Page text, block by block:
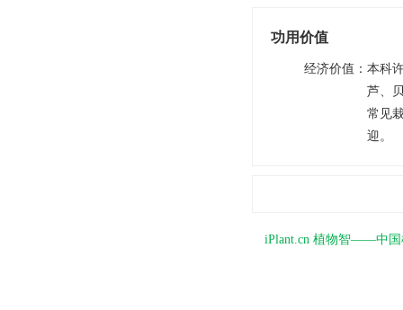
功用价值
经济价值 ： 本科
芦、
常见
迎。
iPlant.cn 植物智——中国